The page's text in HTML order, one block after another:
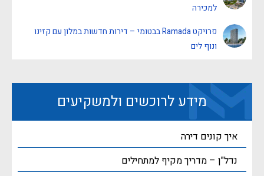
למכירה
פרויקט Ramada בבטומי – דירות חדשות במלון עם קזינו
ונוף לים
מידע לרוכשים ולמשקיעים
איך קונים דירה
נדל"ן – מדריך מקיף למתחילים